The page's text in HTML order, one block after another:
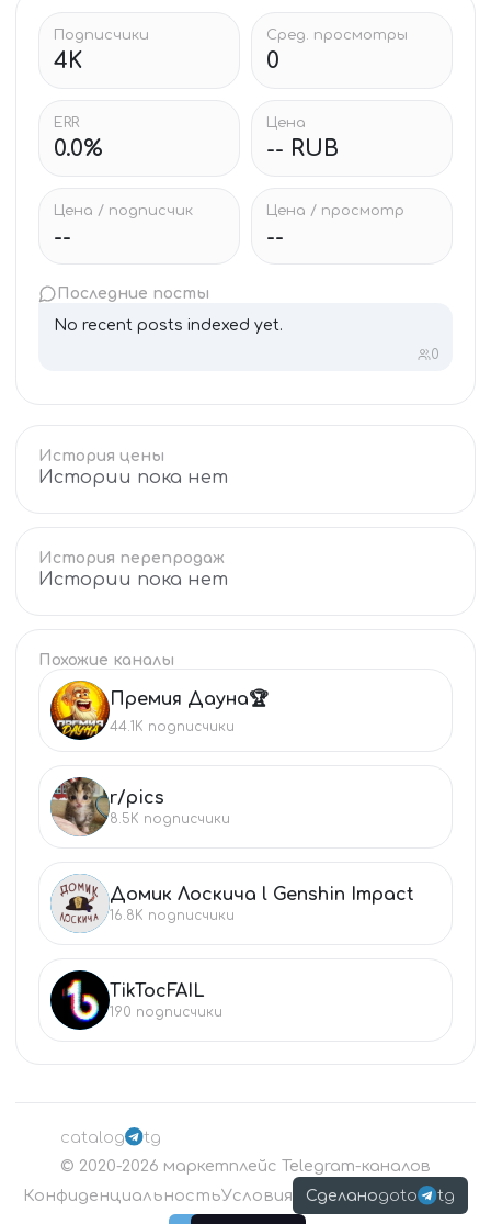
Подписчики
4K
Сред. просмотры
0
ERR
0.0%
Цена
-- RUB
Цена / подписчик
--
Цена / просмотр
--
Последние посты
No recent posts indexed yet.
0
История цены
Истории пока нет
История перепродаж
Истории пока нет
Похожие каналы
ПР Премия Дауна🏆
44.1K подписчики
R/ r/pics
8.5K подписчики
ДО Домик Лоскича l Genshin Impact
16.8K подписчики
TI TikTocFAIL ️
190 подписчики
catalog
tg
© 2020-2026 маркетплейс Telegram-каналов
КонфиденциальностьУсловия Сделаноgoto tg